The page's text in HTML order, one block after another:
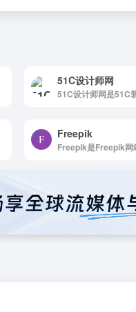
51C设计师网
Freepik